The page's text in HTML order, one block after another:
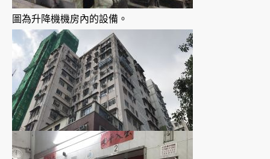
圖為升降機機房內的設備。